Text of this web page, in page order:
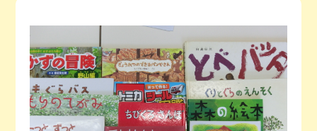
今月の予定
活動場所のご案内